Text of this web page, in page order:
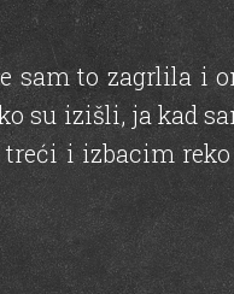
sam to zagrlila i
su izišli, ja kad
i izbacim